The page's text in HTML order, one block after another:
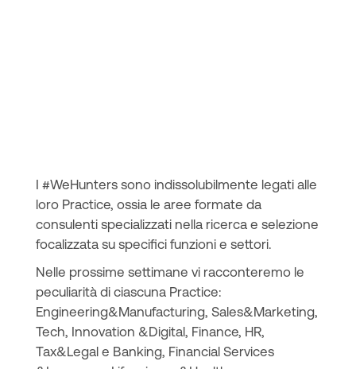
I #WeHunters sono indissolubilmente legati alle
loro Practice, ossia le aree formate da
consulenti specializzati nella ricerca e selezione
focalizzata su specifici funzioni e settori.
Nelle prossime settimane vi racconteremo le
peculiarità di ciascuna Practice:
Engineering&Manufacturing, Sales&Marketing,
Tech, Innovation &Digital, Finance, HR,
Tax&Legal e Banking, Financial Services